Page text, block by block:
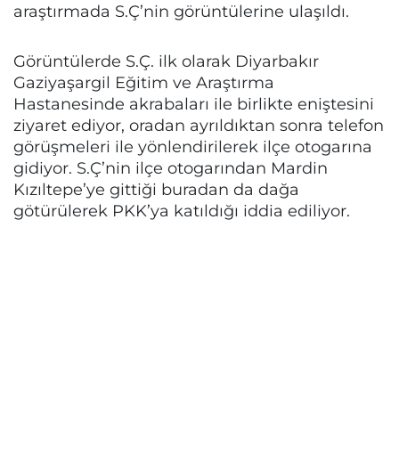
araştırmada S.Ç’nin görüntülerine ulaşıldı.
Görüntülerde S.Ç. ilk olarak Diyarbakır
Gaziyaşargil Eğitim ve Araştırma
Hastanesinde akrabaları ile birlikte eniştesini
ziyaret ediyor, oradan ayrıldıktan sonra telefon
görüşmeleri ile yönlendirilerek ilçe otogarına
gidiyor. S.Ç’nin ilçe otogarından Mardin
Kızıltepe’ye gittiği buradan da dağa
götürülerek PKK’ya katıldığı iddia ediliyor.